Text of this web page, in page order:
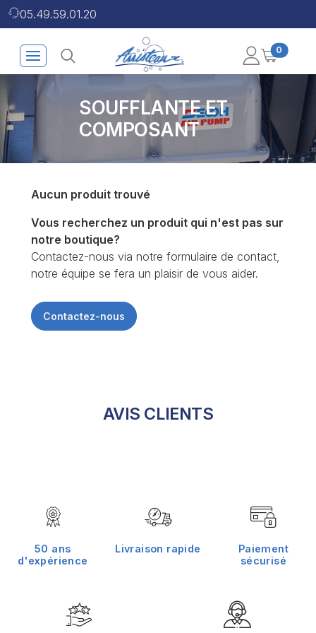
05.49.59.01.20
0
SOUFFLANTE ET
COMPOSANT
Aucun produit trouvé
Vous recherchez un produit qui n'est pas sur
notre boutique?
Contactez-nous via notre formulaire de contact,
notre équipe se fera un plaisir de vous aider.
Contactez-nous
AVIS CLIENTS
50 ans
d'expérience
Livraison rapide
Paiement
sécurisé